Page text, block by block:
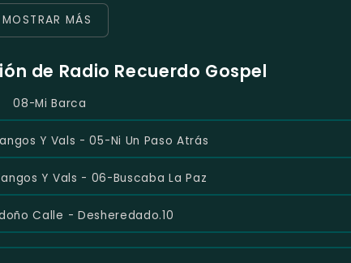
MOSTRAR MÁS
de Radio Recuerdo Gospel
08-Mi Barca
Y Vals - 05-Ni Un Paso Atrás
Y Vals - 06-Buscaba La Paz
Calle - Desheredado.10